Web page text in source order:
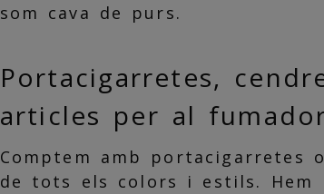
som cava de purs.
Portacigarretes,
articles per al
Comptem amb portacigarretes
de tots els colors i estils. Hem